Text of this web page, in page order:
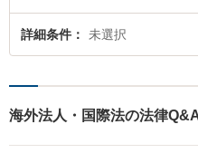
詳細条件 未選択
海外法人・国際法の法律